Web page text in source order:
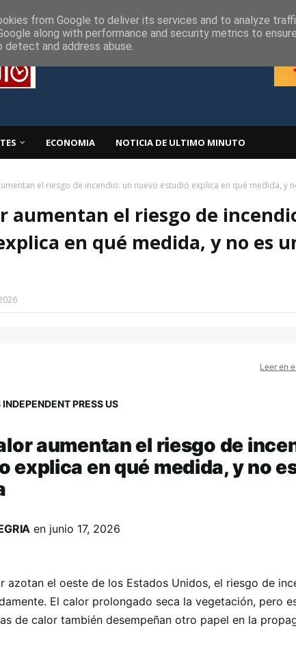
ECONOMIA NOTICIA DE ULTIMO MINUTO
el riesgo de incendio: un nuevo estudio explica en qué medida, y
aumentan el riesgo de
en qué medida, y no es
Leer en
PRESS US
aumentan el riesgo de
explica en qué medida, y no
en junio 17, 2026
azotan el oeste de los Estados Unidos, el riesgo de
El calor prolongado seca la vegetación, pero
de calor también desempeñan otro papel en la
from Google to deliver its services and to analyze
along with performance and security metrics to
and address abuse.